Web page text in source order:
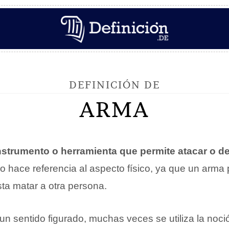
DEFINICIÓN DE
ARMA
o herramienta que permite atacar o
hace referencia al aspecto físico, ya que un arma
matar a otra persona.
sentido figurado, muchas veces se utiliza la